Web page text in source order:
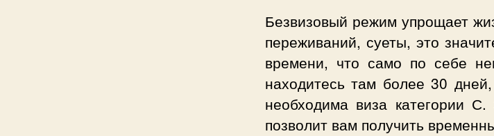
Безвизовый режим упрощает
переживаний, суеты, это
времени, что само по себе
находитесь там более 30
необходима виза категории С.
позволит вам получить